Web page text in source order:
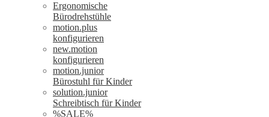
Ergonomische
Bürodrehstühle
motion.plus
konfigurieren
new.motion
konfigurieren
motion.junior
Bürostuhl für Kinder
solution.junior
Schreibtisch für Kinder
%SALE%